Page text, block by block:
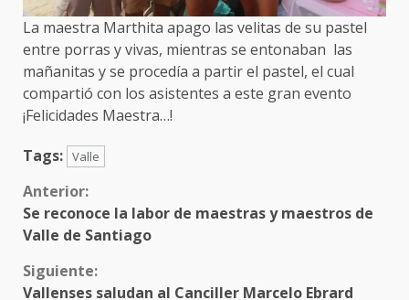
La maestra Marthita apago las velitas de su pastel
entre porras y vivas, mientras se entonaban las
mañanitas y se procedía a partir el pastel, el cual
compartió con los asistentes a este gran evento
¡Felicidades Maestra…!
Tags: Valle
Sigue
leyendo
Anterior:
Se reconoce la labor de maestras y maestros de
Valle de Santiago
Siguiente:
Vallenses saludan al Canciller Marcelo Ebrard